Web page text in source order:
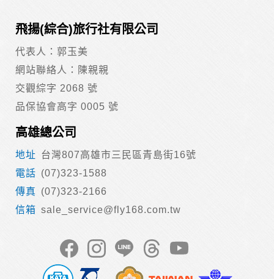
當您註冊成功，並登入使用我們的服務後，我們即取得您的資
號、電子郵件、出生日期、性別、行業等相關資料，當您註冊
成功，並登入使用我們的服務後，本網站即取得您的資料。
其他除了上述，會保留您在上網瀏覽或查詢時，伺服器自行產
生的相關記錄，包括您使用連線設備的 IP 位址、使用時間、使
用的瀏覽器、瀏覽及點選資料紀錄等。本網站會對個別連線者
的瀏覽器予以標示，歸納使用者瀏覽器在本網站內部所瀏覽的
網頁，除非您願意告知您的個人資料，否則本網站不會也無法
將此項記錄和您對應。請您注意，在本網站網刊登廣告之廠
商，或與連結本網站，也可能蒐集您個人的資料。對於您主動
保護政策，其資料處理措施不適用本網站隱私權保護政策，本
公司不負任何連帶責任。
本網站將在事前或註冊登錄取得您的同意後，傳送商業性資料
或電子郵件給您。本公司除了在該資料或電子郵件上註明是由
資料使用:
本公司不會向任何人出售或出借您的個人識別資料。
飛揚(綜合)旅行社有限公司
代表人：郭玉美
網站聯絡人：陳親親
交觀綜字 2068 號
品保協會高字 0005 號
高雄總公司
台灣807高雄市三民區青島街16號
(07)323-1588
(07)323-2166
sale_service@fly168.com.tw